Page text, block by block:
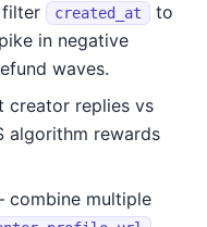
created_at
to
in negative
waves.
replies vs
algorithm rewards
multiple